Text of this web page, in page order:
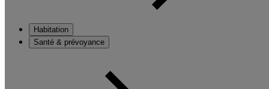
Habitation
Santé & prévoyance